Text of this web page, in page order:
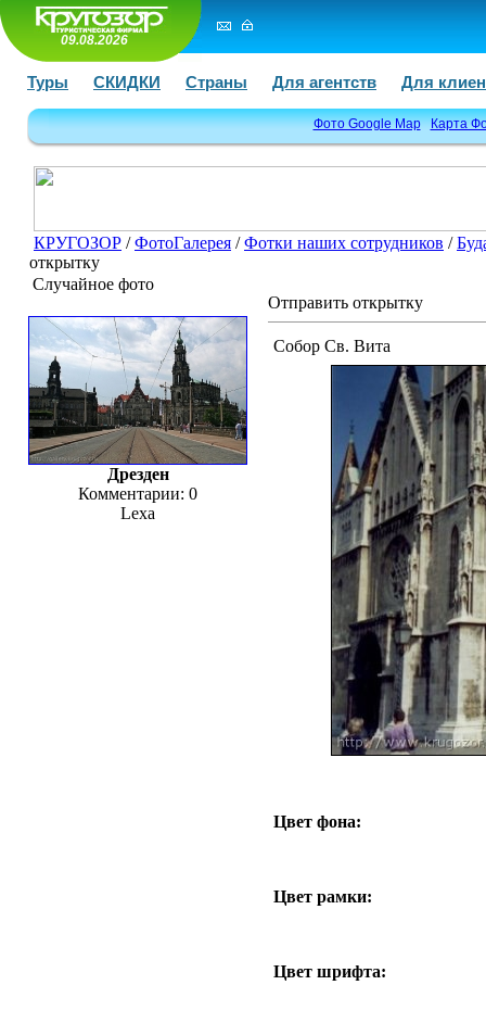
09.08.2026
Туры СКИДКИ Страны Для агентств Для
Фото Google Map Карта
КРУГОЗОР /ФотоГалерея /Фотки наших сотрудников /
открытку
Случайное фото
Дрезден
Комментарии: 0
Lexa
Отправить открытку
Собор Св. Вита
Цвет фона:
Цвет рамки:
Цвет шрифта: